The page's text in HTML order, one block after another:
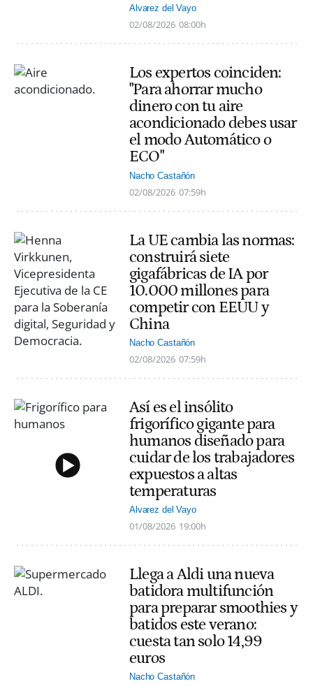
Alvarez del Vayo
02/08/2026 08:00h
Los expertos coinciden:
"Para ahorrar mucho
dinero con tu aire
acondicionado debes usar
el modo Automático o
ECO"
Nacho Castañón
02/08/2026 07:59h
La UE cambia las normas:
construirá siete
gigafábricas de IA por
10.000 millones para
competir con EEUU y
China
Nacho Castañón
02/08/2026 07:59h
Así es el insólito
frigorífico gigante para
humanos diseñado para
cuidar de los trabajadores
expuestos a altas
temperaturas
Alvarez del Vayo
01/08/2026 19:00h
Llega a Aldi una nueva
batidora multifunción
para preparar smoothies y
batidos este verano:
cuesta tan solo 14,99
euros
Nacho Castañón